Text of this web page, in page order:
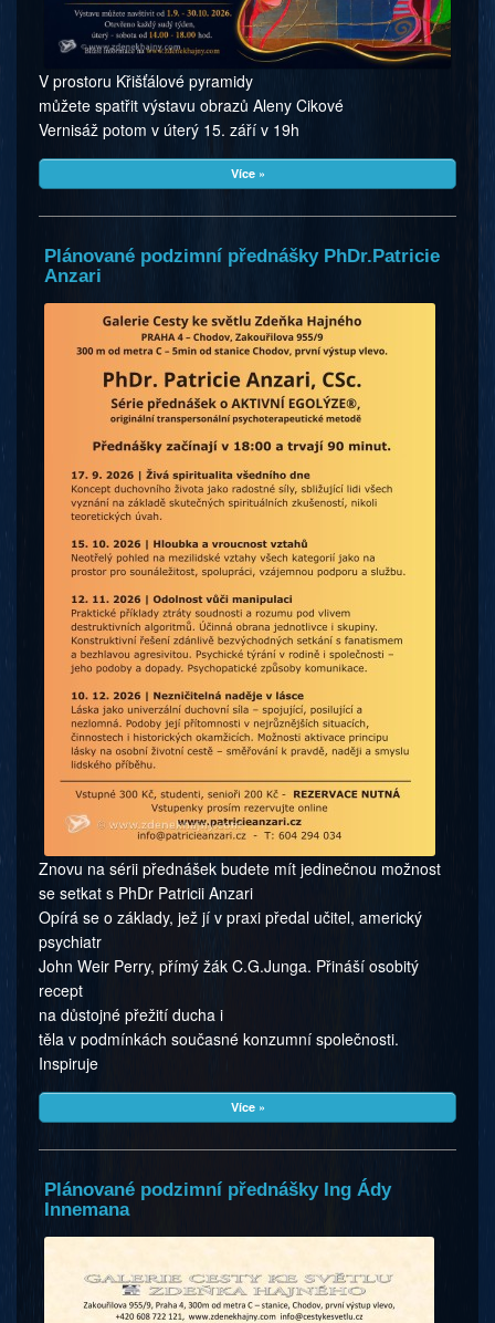
V prostoru Křišťálové pyramidy
můžete spatřit výstavu obrazů Aleny Cikové
Vernisáž potom v úterý 15. září v 19h
Více »
Plánované podzimní přednášky PhDr.Patricie
Anzari
Znovu na sérii přednášek budete mít jedinečnou možnost
se setkat s PhDr Patricii Anzari
Opírá se o základy, jež jí v praxi předal učitel, americký
psychiatr
John Weir Perry, přímý žák C.G.Junga. Přináší osobitý
recept
na důstojné přežití ducha i
těla v podmínkách současné konzumní společnosti.
Inspiruje
Více »
Plánované podzimní přednášky Ing Ády
Innemana